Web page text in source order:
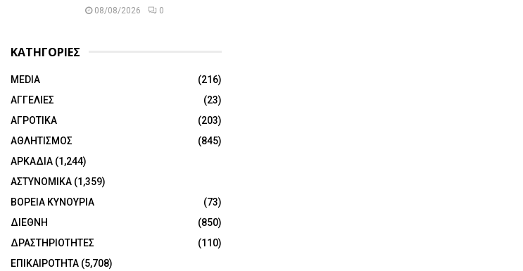
08/08/2026 0
ΚΑΤΗΓΟΡΙΕΣ
MEDIA
(216)
ΑΓΓΕΛΙΕΣ
(23)
ΑΓΡΟΤΙΚΑ
(203)
ΑΘΛΗΤΙΣΜΟΣ
(845)
ΑΡΚΑΔΙΑ (1,244)
ΑΣΤΥΝΟΜΙΚΑ (1,359)
ΒΟΡΕΙΑ ΚΥΝΟΥΡΙΑ
(73)
ΔΙΕΘΝΗ
(850)
ΔΡΑΣΤΗΡΙΟΤΗΤΕΣ
(110)
ΕΠΙΚΑΙΡΟΤΗΤΑ (5,708)